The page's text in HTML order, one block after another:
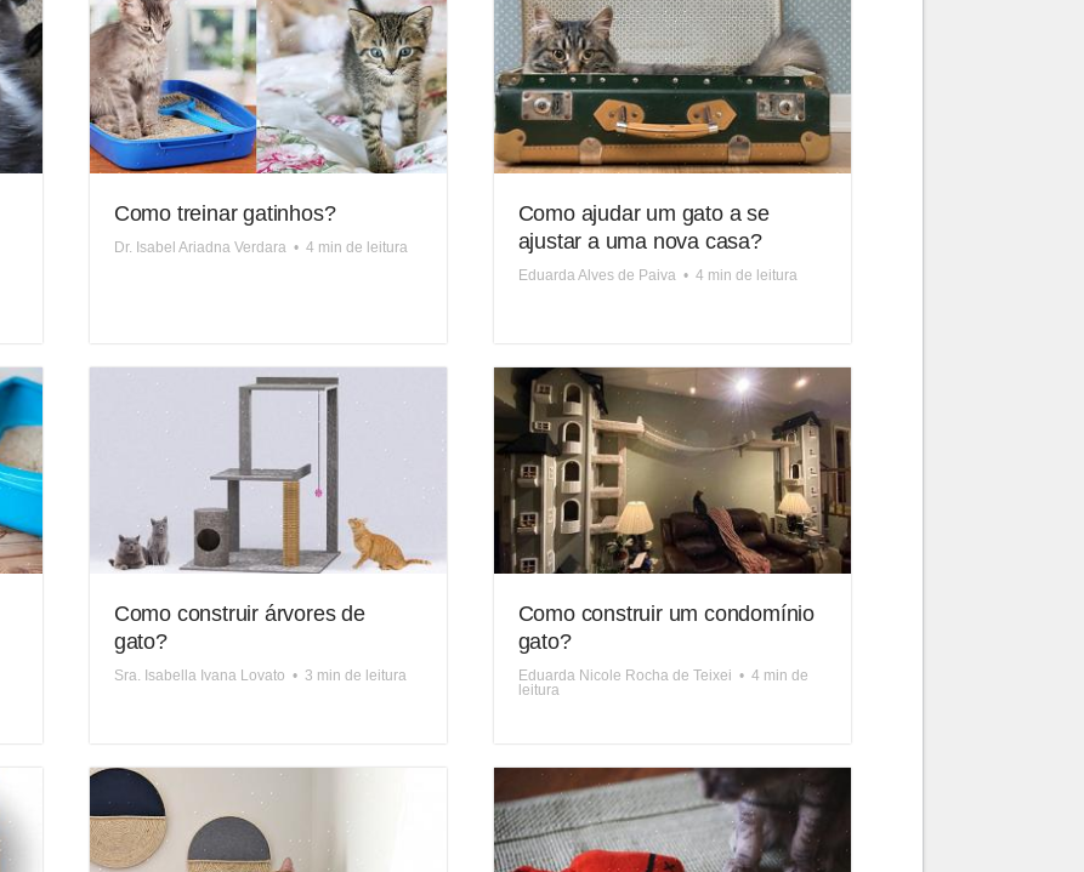
Como treinar gatinhos?
Dr. Isabel Ariadna Verdara • 4 min de leitura
Como ajudar um gato a se
ajustar a uma nova casa?
Eduarda Alves de Paiva • 4 min de leitura
Como construir árvores de
gato?
Sra. Isabella Ivana Lovato • 3 min de leitura
Como construir um condomínio
gato?
Eduarda Nicole Rocha de Teixei • 4 min de
leitura